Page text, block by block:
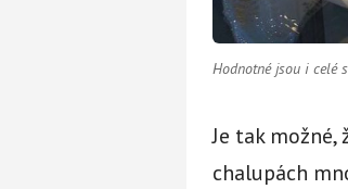
Hodnotné jsou i celé
Je tak
chalupách